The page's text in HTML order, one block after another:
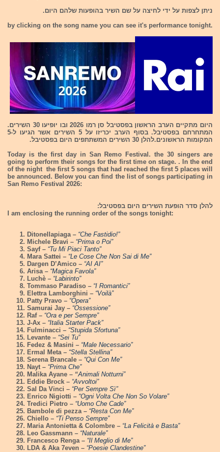
ניתן לצפות על ידי לחיצה על שם השיר בהופעות שלהם היום.
by clicking on the song name you can see it's performance tonight.
היום מתקיים הערב הראשון בפסטיבל סן רמו 2026 ובו יופיעו 30 השירים.
המתחרחם בפסטיבל. בסוף הערב יכריזו על 5 השירים אשר הגיעו ל-5
המקומות הראשונים.להלן 30 השירים המשתתפים היום בפסטיבל.
Today is the first day in San Remo Festival. the 30 singers are
going to perform their songs for the first time on stage. . In the end
of the night the first 5 songs that had reached the first 5 places will
be announced. Below you can find the list of songs participating in
San Remo Festival 2026:
להלן סדר הופעת השירים היום בפסטיבל:
I am enclosing the running order of the songs tonight:
Ditonellapiaga – “Che Fastidio!”
Michele Bravi – “Prima o Poi”
Sayf – “Tu Mi Piaci Tanto”
Mara Sattei – “Le Cose Che Non Sai di Me”
Dargen D’Amico – “AI AI”
Arisa – “Magica Favola”
Luchè – “Labirinto”
Tommaso Paradiso – “I Romantici”
Elettra Lamborghini – “Voilà”
Patty Pravo – “Opera”
Samurai Jay – “Ossessione”
Raf – “Ora e per Sempre”
J-Ax – “Italia Starter Pack”
Fulminacci – “Stupida Sfortuna”
Levante – “Sei Tu”
Fedez & Masini – “Male Necessario”
Ermal Meta – “Stella Stellina”
Serena Brancale – “Qui Con Me”
Nayt – “Prima Che”
Malika Ayane – “Animali Notturni”
Eddie Brock – “Avvoltoi”
Sal Da Vinci – “Per Sempre Sì”
Enrico Nigiotti – “Ogni Volta Che Non So Volare”
Tredici Pietro – “Uomo Che Cade”
Bambole di pezza – “Resta Con Me”
Chiello – “Ti Penso Sempre”
Maria Antonietta & Colombre – “La Felicità e Basta”
Leo Gassmann – “Naturale”
Francesco Renga – “Il Meglio di Me”
LDA & Aka 7even – “Poesie Clandestine”